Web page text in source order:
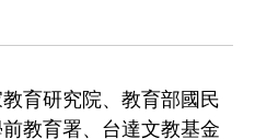
教育研究院、教育部國民
教育署、台達文教基金